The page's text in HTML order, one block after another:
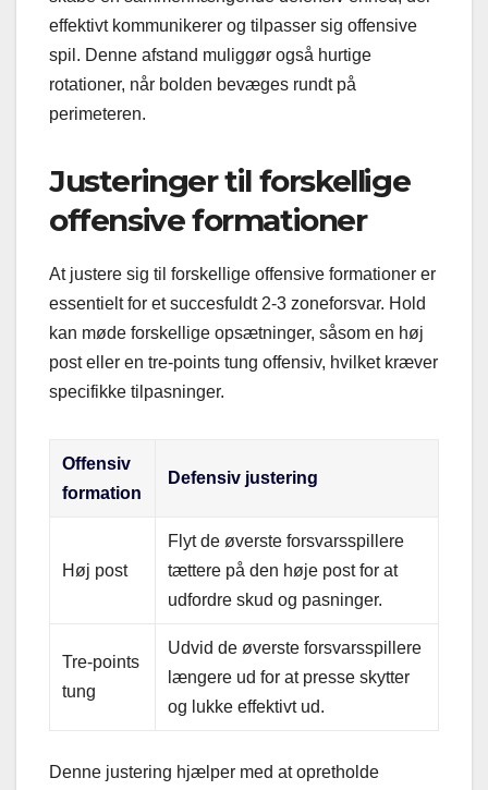
effektivt kommunikerer og tilpasser sig offensive
spil. Denne afstand muliggør også hurtige
rotationer, når bolden bevæges rundt på
perimeteren.
Justeringer til forskellige
offensive formationer
At justere sig til forskellige offensive formationer er
essentielt for et succesfuldt 2-3 zoneforsvar. Hold
kan møde forskellige opsætninger, såsom en høj
post eller en tre-points tung offensiv, hvilket kræver
specifikke tilpasninger.
Offensiv
formation
Defensiv justering
Høj post
Flyt de øverste forsvarsspillere
tættere på den høje post for at
udfordre skud og pasninger.
Tre-points
tung
Udvid de øverste forsvarsspillere
længere ud for at presse skytter
og lukke effektivt ud.
Denne justering hjælper med at opretholde